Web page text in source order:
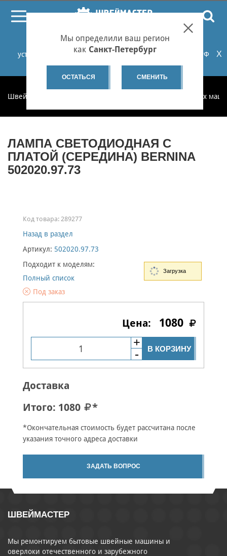
При проблемах с онлайн-оплатой заказов на сайте
установите российские сертификаты НУЦ Минцифры РФ
или используйте Яндекс.Браузер.Подробнее...
X
Мы определили ваш регион
как Санкт-Петербург
ОСТАТЬСЯ СМЕНИТЬ
Швеймастер Запчасти для бытовых швейных
ЛАМПА СВЕТОДИОДНАЯ C
ПЛАТОЙ (СЕРЕДИНА) BERNINA
502020.97.73
Код товара: 289277
Назад в раздел
Артикул: 502020.97.73
Подходит к моделям:
Полный список
Под заказ
1080
В КОРЗИНУ
Доставка
Итого: 1080 *
*Окончательная стоимость будет рассчитана после
указания точного адреса доставки
ЗАДАТЬ ВОПРОС
ШВЕЙМАСТЕР
Мы ремонтируем бытовые швейные машины и
оверлоки отечественного и зарубежного
Загрузка